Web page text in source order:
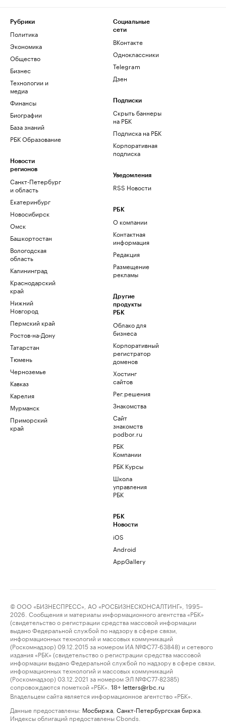
Рубрики
Политика
Экономика
Общество
Бизнес
Технологии и
медиа
Финансы
Биографии
База знаний
РБК Образование
Новости
регионов
Санкт-Петербург
и область
Екатеринбург
Новосибирск
Омск
Башкортостан
Вологодская
область
Калининград
Краснодарский
край
Нижний
Новгород
Пермский край
Ростов-на-Дону
Татарстан
Тюмень
Черноземье
Кавказ
Карелия
Мурманск
Приморский
край
Социальные
сети
ВКонтакте
Одноклассники
Telegram
Дзен
Подписки
Скрыть баннеры
на РБК
Подписка на РБК
Корпоративная
подписка
Уведомления
RSS Новости
РБК
О компании
Контактная
информация
Редакция
Размещение
рекламы
Другие
продукты
РБК
Облако для
бизнеса
Корпоративный
регистратор
доменов
Хостинг
сайтов
Рег.решения
Знакомства
Сайт
знакомств
podbor.ru
РБК
Компании
РБК Курсы
Школа
управления
РБК
РБК
Новости
iOS
Android
AppGallery
© ООО «БИЗНЕСПРЕСС», АО «РОСБИЗНЕСКОНСАЛТИНГ», 1995–
2026. Сообщения и материалы информационного агентства «РБК»
(свидетельство о регистрации средства массовой информации
выдано Федеральной службой по надзору в сфере связи,
информационных технологий и массовых коммуникаций
(Роскомнадзор) 09.12.2015 за номером ИА №ФС77-63848) и сетевого
издания «РБК» (свидетельство о регистрации средства массовой
информации выдано Федеральной службой по надзору в сфере связи,
информационных технологий и массовых коммуникаций
(Роскомнадзор) 03.12.2021 за номером ЭЛ №ФС77-82385)
сопровождаются пометкой «РБК».
18+ letters@rbc.ru
Владельцем сайта является информационное агентство «РБК».
Данные предоставлены: Мосбиржа Санкт-Петербургская биржа
Индексы облигаций предоставлены Cbonds.